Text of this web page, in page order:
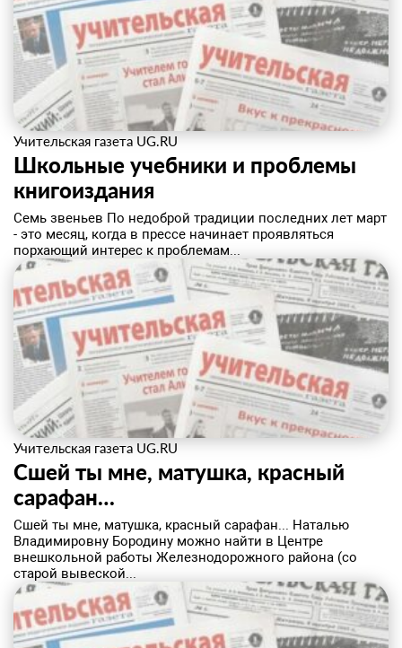
Учительская газета UG.RU
Школьные учебники и проблемы
книгоиздания
Семь звеньев По недоброй традиции последних лет март
- это месяц, когда в прессе начинает проявляться
порхающий интерес к проблемам...
Учительская газета UG.RU
Сшей ты мне, матушка, красный
сарафан…
Сшей ты мне, матушка, красный сарафан... Наталью
Владимировну Бородину можно найти в Центре
внешкольной работы Железнодорожного района (со
старой вывеской...